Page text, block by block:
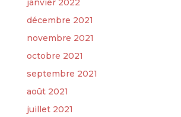
janvier 2022
décembre 2021
novembre 2021
octobre 2021
septembre 2021
août 2021
juillet 2021